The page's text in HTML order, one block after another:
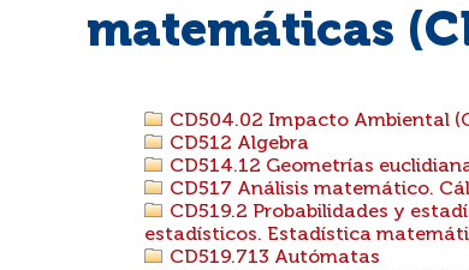
matemáticas
CD504.02 Impacto Ambiental
CD512 Algebra
CD514.12 Geometrías
CD517 Análisis matemático.
CD519.2 Probabilidades y
estadísticos. Estadística
CD519.713 Autómatas